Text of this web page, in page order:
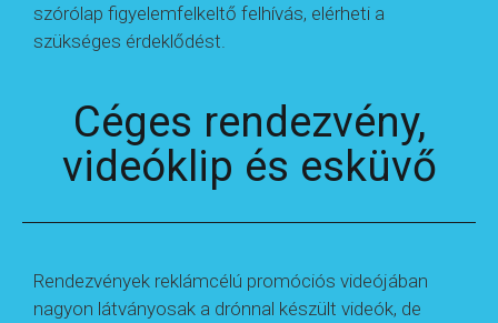
szórólap figyelemfelkeltő felhívás, elérheti a
szükséges érdeklődést.
Céges rendezvény,
videóklip és esküvő
Rendezvények reklámcélú promóciós videójában
nagyon látványosak a drónnal készült videók, de